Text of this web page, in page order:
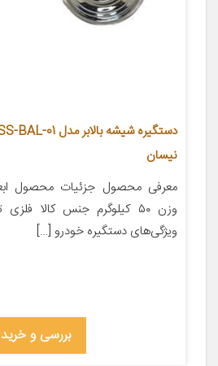
نیسان
ویژگی‌های دستگیره خودرو […]
بررسی و خرید